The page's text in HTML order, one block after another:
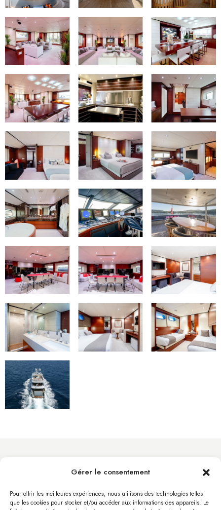
Gérer le consentement
Pour offrir les meilleures expériences, nous utilisons des technologies telles
que les cookies pour stocker et/ou accéder aux informations des appareils. Le
info@byacht.com
Site Web